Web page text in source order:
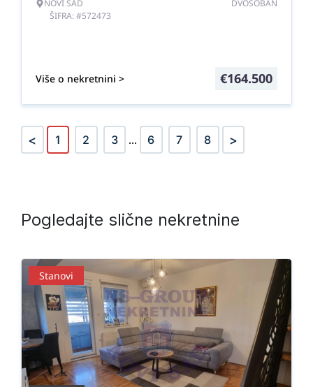
NOVI SAD
ŠIFRA: #572473
DVOSOBAN
Više o nekretnini > €164.500
< 1 2 3 ... 6 7 8 >
Pogledajte slične nekretnine
Stanovi